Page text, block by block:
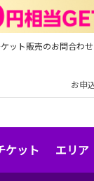
ット販売のお問合わせ
お申
ケット エリア